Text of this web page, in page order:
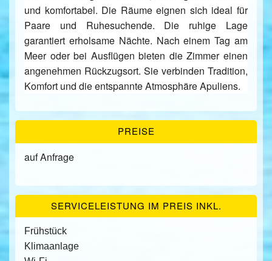
und komfortabel. Die Räume eignen sich ideal für
Paare und Ruhesuchende. Die ruhige Lage
garantiert erholsame Nächte. Nach einem Tag am
Meer oder bei Ausflügen bieten die Zimmer einen
angenehmen Rückzugsort. Sie verbinden Tradition,
Komfort und die entspannte Atmosphäre Apuliens.
PREISE
auf Anfrage
SERVICELEISTUNG IM PREIS INKL.
Frühstück
Klimaanlage